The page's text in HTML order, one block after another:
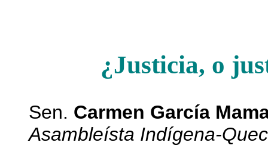
¿Justicia, o
Sen. Carmen García
Asambleísta Indígena-